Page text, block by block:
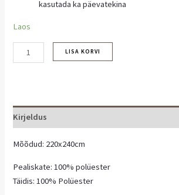
kasutada ka päevatekina
Laos
LISA KORVI
Kirjeldus
Mõõdud: 220x240cm
Pealiskate: 100% polüester
Täidis: 100% Polüester